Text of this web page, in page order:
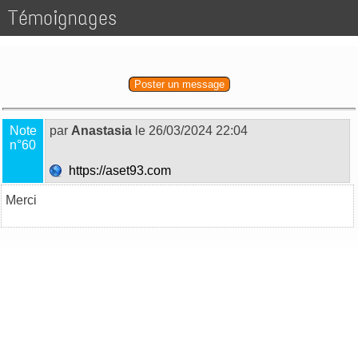
Témoignages
Poster un message
Note
n°60
par Anastasia le 26/03/2024 22:04
https://aset93.com
Merci